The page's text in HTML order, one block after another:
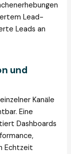
Lead-
Leads an
und
Kanäle
Eine
Dashboards
Echtzeit